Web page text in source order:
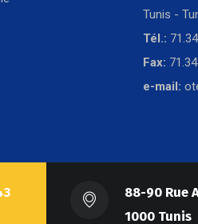
Tunis -
Tél.:
Fax:
e-mail:
88-90 Rue
1000 Tunis